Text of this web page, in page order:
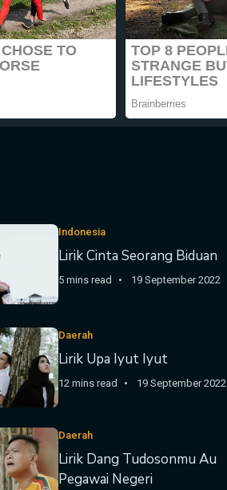
Indonesia
Lirik Cinta Seorang Biduan
5 mins read 19 September 2022
Daerah
Lirik Upa Iyut Iyut
12 mins read 19 September 2022
Daerah
Lirik Dang Tudosonmu Au
Pegawai Negeri